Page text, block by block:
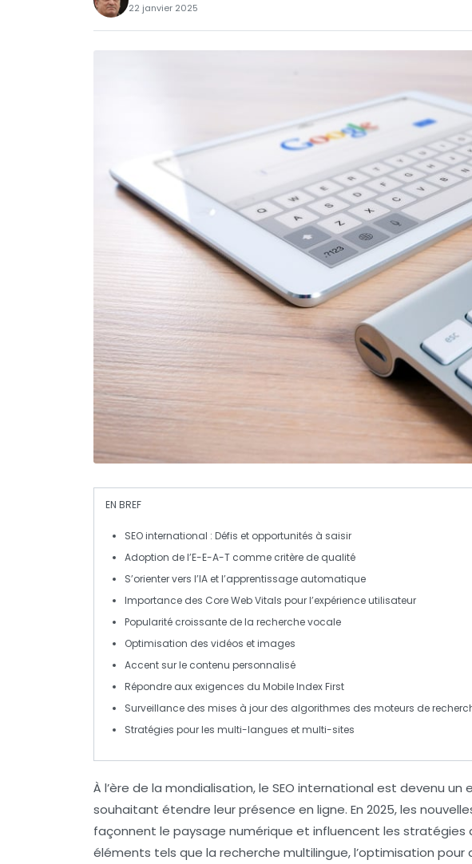
22 janvier 2025
EN BREF
SEO international : Défis et opportunités à saisir
Adoption de l’E-E-A-T comme critère de qualité
S’orienter vers l’IA et l’apprentissage automatique
Importance des Core Web Vitals pour l’expérience utilisateur
Popularité croissante de la recherche vocale
Optimisation des vidéos etimages
Accent sur le contenu personnalisé
Répondre aux exigences du Mobile Index First
Surveillance des mises à jour des algorithmes des moteurs de
Stratégies pour les multi-langues etmulti-sites
À l’ère de la mondialisation, le SEO international est devenu un
souhaitant étendre leur présence en ligne. En 2025, les
façonnent le paysage numérique et influencent les stratégies
éléments tels que la recherche multilingue, l’optimisation